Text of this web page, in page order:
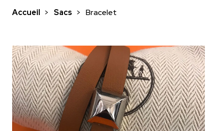
Accueil > Sacs > Bracelet